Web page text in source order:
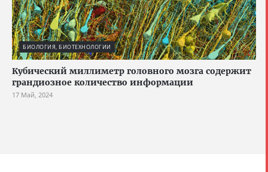
БИОЛОГИЯ, БИОТЕХНОЛОГИИ
Кубический миллиметр головного мозга содержит
грандиозное количество информации
17 Май, 2024